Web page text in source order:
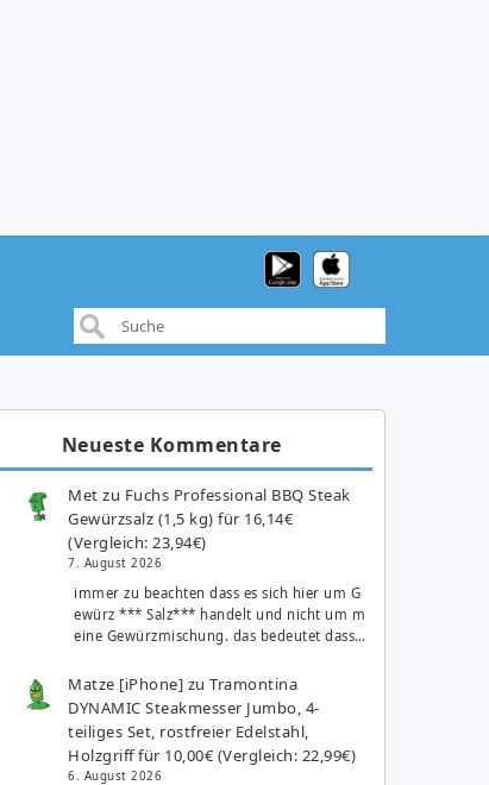
Neueste Kommentare
Met zu Fuchs Professional BBQ Steak
Gewürzsalz (1,5 kg) für 16,14€
(Vergleich: 23,94€)
7. August 2026
immer zu beachten dass es sich hier um G
ewürz *** Salz*** handelt und nicht um m
eine Gewürzmischung. das bedeutet dass…
Matze [iPhone] zuTramontina
DYNAMIC Steakmesser Jumbo, 4-
teiliges Set, rostfreier Edelstahl,
Holzgriff für 10,00€ (Vergleich: 22,99€)
6. August 2026